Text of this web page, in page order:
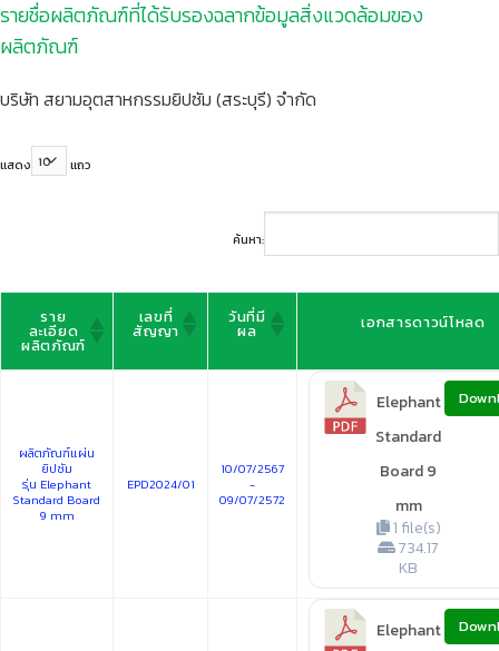
รายชื่อผลิตภัณฑ์ที่ได้รับรองฉลากข้อมูลสิ่งแวดล้อมของ
ผลิตภัณฑ์
บริษัท สยามอุตสาหกรรมยิปซัม (สระบุรี) จำกัด
แสดง แถว
ค้นหา:
ราย
ละเอียด
ผลิตภัณฑ์
เลขที่
สัญญา
วันที่มี
ผล เอกสารดาวน์โหลด
ผลิตภัณฑ์แผ่น
ยิปซัม
รุ่น Elephant
Standard Board
9 mm
EPD2024/01
10/07/2567
-
09/07/2572
Elephant
Standard
Board 9
mm
1 file(s)
734.17
KB
Elephant